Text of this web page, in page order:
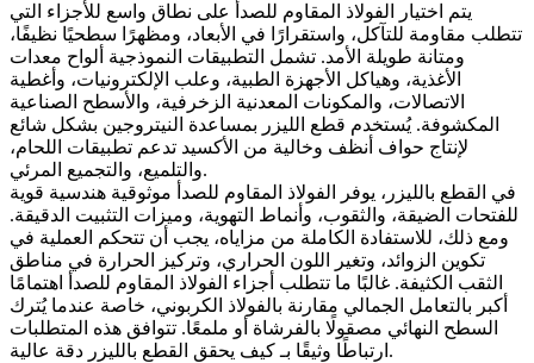
يتم اختيار الفولاذ المقاوم للصدأ على نطاق واسع للأجزاء التي
تتطلب مقاومة للتآكل، واستقرارًا في الأبعاد، ومظهرًا سطحيًا نظيفًا،
ومتانة طويلة الأمد. تشمل التطبيقات النموذجية ألواح معدات
الأغذية، وهياكل الأجهزة الطبية، وعلب الإلكترونيات، وأغطية
الاتصالات، والمكونات المعدنية الزخرفية، والأسطح الصناعية
المكشوفة. يُستخدم قطع الليزر بمساعدة النيتروجين بشكل شائع
لإنتاج حواف أنظف وخالية من الأكسيد تدعم تطبيقات اللحام،
والتلميع، والتجميع المرئي.
في القطع بالليزر، يوفر الفولاذ المقاوم للصدأ موثوقية هندسية قوية
للفتحات الضيقة، والثقوب، وأنماط التهوية، وميزات التثبيت الدقيقة.
ومع ذلك، للاستفادة الكاملة من مزاياه، يجب أن تتحكم العملية في
تكوين الزوائد، وتغير اللون الحراري، وتركيز الحرارة في مناطق
الثقب الكثيفة. غالبًا ما تتطلب أجزاء الفولاذ المقاوم للصدأ اهتمامًا
أكبر بالتعامل الجمالي مقارنة بالفولاذ الكربوني، خاصة عندما يُترك
السطح النهائي مصقولًا بالفرشاة أو ملمعًا. تتوافق هذه المتطلبات
ارتباطًا وثيقًا بـكيف يحقق القطع بالليزر دقة عالية .